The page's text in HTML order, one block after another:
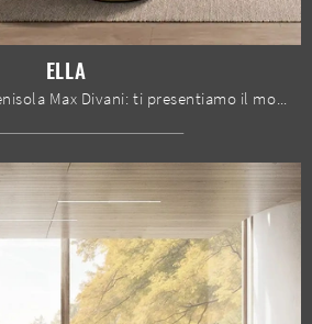
ELLA
Salotti e divani con penisola Max Divani: ti presentiamo il modello Ella in tessuto per completare la zona giorno.